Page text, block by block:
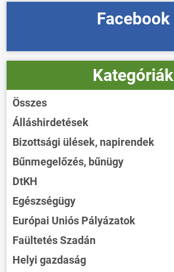
Facebook
Kategóriák
Összes
Álláshirdetések
Bizottsági ülések, napirendek
Bűnmegelőzés, bűnügy
DtKH
Egészségügy
Európai Uniós Pályázatok
Faültetés Szadán
Helyi gazdaság